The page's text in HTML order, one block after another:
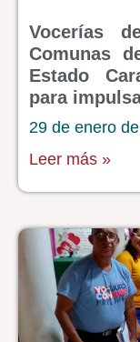
Vocerías
Comunas
Estado
para
29 de enero
Leer más »